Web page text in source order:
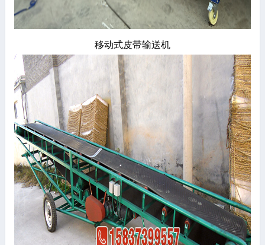
移动式皮带输送机